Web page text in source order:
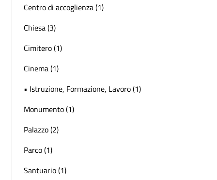
Centro di accoglienza (1)
Chiesa (3)
Cimitero (1)
Cinema (1)
• Istruzione, Formazione, Lavoro (1)
Monumento (1)
Palazzo (2)
Parco (1)
Santuario (1)